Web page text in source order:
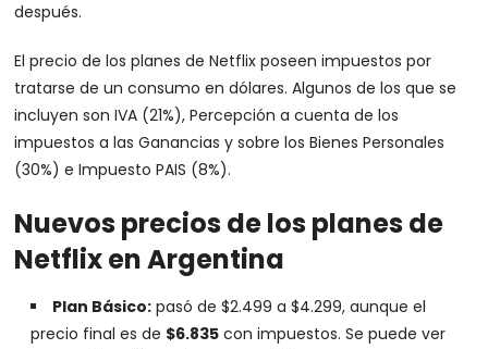
después.
El precio de los planes de Netflix poseen impuestos por
tratarse de un consumo en dólares. Algunos de los que se
incluyen son IVA (21%), Percepción a cuenta de los
impuestos a las Ganancias y sobre los Bienes Personales
(30%) e Impuesto PAIS (8%).
Nuevos precios de los planes de
Netflix en Argentina
Plan Básico: pasó de $2.499 a $4.299, aunque el
precio final es de $6.835 con impuestos. Se puede ver